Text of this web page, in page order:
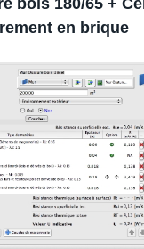
en brique